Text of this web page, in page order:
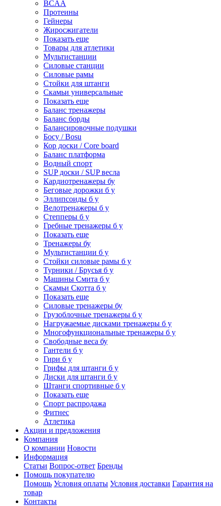
BCAA
Протеины
Гейнеры
Жиросжигатели
Показать еще
Товары для атлетики
Мультистанции
Силовые станции
Силовые рамы
Стойки для штанги
Скамьи универсальные
Показать еще
Баланс тренажеры
Баланс борды
Балансировочные подушки
Босу / Bosu
Кор доски / Core board
Баланс платформа
Водный спорт
SUP доски / SUP весла
Кардиотренажеры бу
Беговые дорожки б у
Эллипсоиды б у
Велотренажеры б у
Степперы б у
Гребные тренажеры б у
Показать еще
Тренажеры бу
Мультистанции б у
Стойки силовые рамы б у
Турники / Брусья б у
Машины Смита б у
Скамьи Скотта б у
Показать еще
Силовые тренажеры бу
Грузоблочные тренажеры б у
Нагружаемые дисками тренажеры б у
Многофункциональные тренажеры б у
Свободные веса бу
Гантели б у
Гири б у
Грифы для штанги б у
Диски для штанги б у
Штанги спортивные б у
Показать еще
Спорт распродажа
Фитнес
Атлетика
Акции и предложения
Компания
О компании Новости
Информация
Статьи Вопрос-ответ Бренды
Помощь покупателю
Помощь Условия оплаты Условия доставки Гарантия на
товар
Контакты